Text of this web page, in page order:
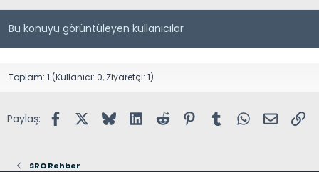
Bu konuyu görüntüleyen kullanıcılar
Toplam: 1 (Kullanıcı: 0, Ziyaretçi: 1)
Paylaş: FacebookX (Twitter)
BlueskyLinkedInReddit PinterestTumblr WhatsApp
E-posta
SRO Rehber